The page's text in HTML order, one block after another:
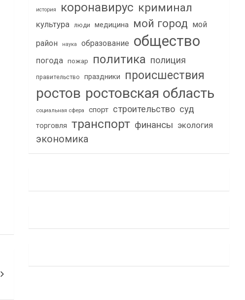
история коронавирус криминал
культура люди медицина мой город мой
район
наука образование общество
погода пожар политика полиция
правительство праздники происшествия
ростов ростовская область
социальная сфера спорт строительство суд
торговля транспорт финансы экология
экономика